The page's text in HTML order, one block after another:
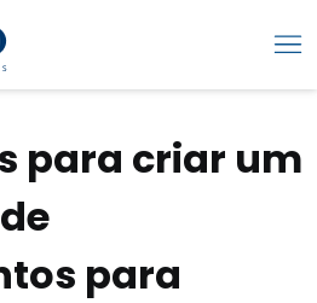
para criar um
para